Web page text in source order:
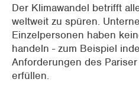
Der Klimawandel betrifft
weltweit zu spüren.
Einzelpersonen haben
handeln - zum Beispiel
Anforderungen des
erfüllen.